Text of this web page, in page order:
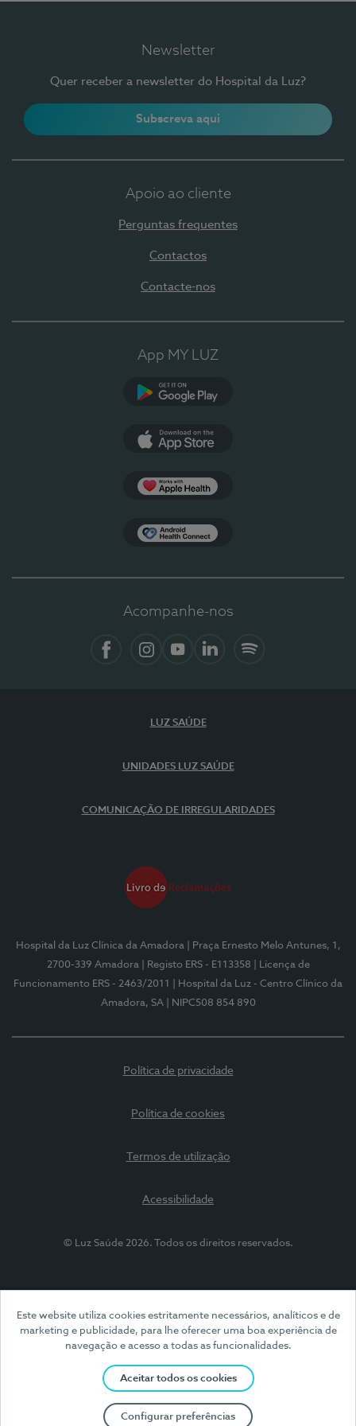
Este website utiliza cookies estritamente necessários, analíticos e de
marketing e publicidade, para lhe oferecer uma boa experiência de
navegação e acesso a todas as funcionalidades.
Aceitar todos os cookies
Configurar preferências
Newsletter
Quer receber a newsletter do Hospital da Luz?
Subscreva aqui
Apoio ao cliente
Perguntas frequentes
Contactos
Contacte-nos
App MY LUZ
Acompanhe-nos
LUZ SAÚDE
UNIDADES LUZ SAÚDE
COMUNICAÇÃO DE IRREGULARIDADES
Hospital da Luz Clínica da Amadora
| Praça Ernesto Melo Antunes, 1,
2700-339 Amadora
| Registo ERS - E113358
| Licença de
Funcionamento ERS - 2463/2011
| Hospital da Luz - Centro Clínico da
Amadora, SA
| NIPC508 854 890
Política de privacidade
Política de cookies
Termos de utilização
Acessibilidade
© Luz Saúde 2026. Todos os direitos reservados.